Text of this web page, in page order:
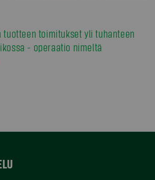
tuotteen toimitukset yli tuhanteen
- operaatio nimeltä